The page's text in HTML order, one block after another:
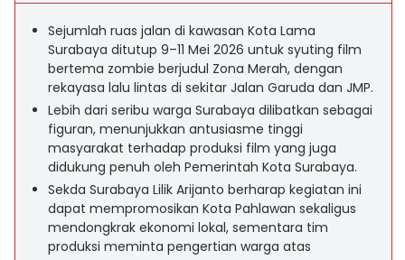
Sejumlah ruas jalan di kawasan Kota Lama
Surabaya ditutup 9–11 Mei 2026 untuk syuting film
bertema zombie berjudul Zona Merah, dengan
rekayasa lalu lintas di sekitar Jalan Garuda dan JMP.
Lebih dari seribu warga Surabaya dilibatkan sebagai
figuran, menunjukkan antusiasme tinggi
masyarakat terhadap produksi film yang juga
didukung penuh oleh Pemerintah Kota Surabaya.
Sekda Surabaya Lilik Arijanto berharap kegiatan ini
dapat mempromosikan Kota Pahlawan sekaligus
mendongkrak ekonomi lokal, sementara tim
produksi meminta pengertian warga atas